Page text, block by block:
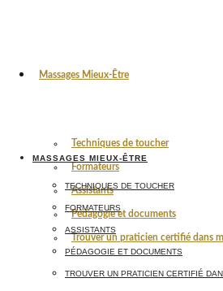
Massages Mieux-Être
Techniques de toucher
Formateurs
Assistants
Pédagogie et documents
Trouver un praticien certifié dans
MASSAGES MIEUX-ÊTRE
TECHNIQUES DE TOUCHER
FORMATEURS
ASSISTANTS
PÉDAGOGIE ET DOCUMENTS
TROUVER UN PRATICIEN CERTIFIÉ